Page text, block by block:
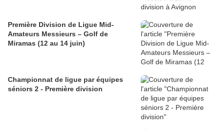
Première Division de Ligue Mid-
Amateurs Messieurs – Golf de
Miramas (12 au 14 juin)
Championnat de ligue par équipes
séniors 2 - Première division